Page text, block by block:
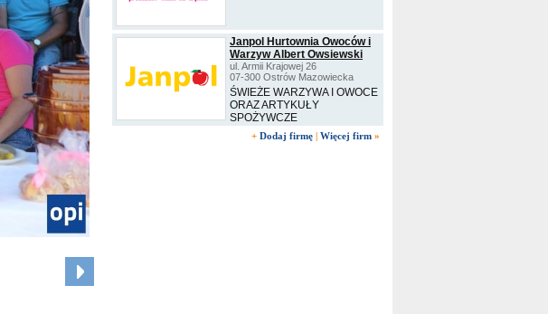
Janpol Hurtownia Owoców i
Warzyw Albert Owsiewski
ul. Armii Krajowej 26
07-300 Ostrów Mazowiecka
ŚWIEŻE WARZYWA I OWOCE
ORAZ ARTYKUŁY
SPOŻYWCZE
+ Dodaj firmę | Więcej firm »